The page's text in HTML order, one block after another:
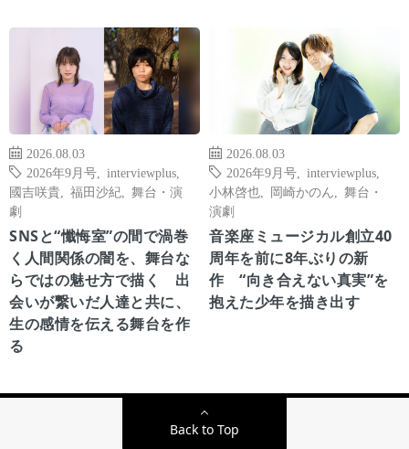
2026.08.03
2026年9月号
interviewplus
國吉咲貴
福田沙紀
舞台・演
劇
SNSと“懺悔室”の間で渦巻
く人間関係の闇を、舞台な
らではの魅せ方で描く 出
会いが繋いだ人達と共に、
生の感情を伝える舞台を作
る
2026.08.03
2026年9月号
interviewplus
小林啓也
岡崎かのん
舞台・
演劇
音楽座ミュージカル創立40
周年を前に8年ぶりの新
作 “向き合えない真実”を
抱えた少年を描き出す
Back to Top